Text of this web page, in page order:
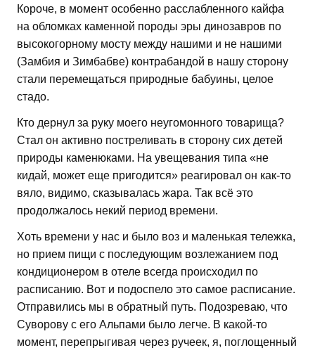
Короче, в момент особенно расслабленного кайфа
на обломках каменной породы эры динозавров по
высокогорному мосту между нашими и не нашими
(Замбия и Зимбабве) контрабандой в нашу сторону
стали перемещаться природные бабуины, целое
стадо.
Кто дернул за руку моего неугомонного товарища?
Стал он активно постреливать в сторону сих детей
природы каменюками. На увещевания типа «не
кидай, может еще пригодится» реагировал он как-то
вяло, видимо, сказывалась жара. Так всё это
продолжалось некий период времени.
Хоть времени у нас и было воз и маленькая тележка,
но прием пищи с последующим возлежанием под
кондиционером в отеле всегда происходил по
расписанию. Вот и подоспело это самое расписание.
Отправились мы в обратный путь. Подозреваю, что
Суворову с его Альпами было легче. В какой-то
момент, перепрыгивая через ручеек, я, поглощенный